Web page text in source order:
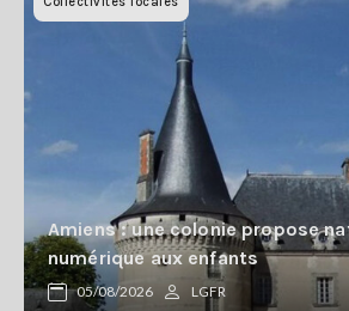
Amiens : une colonie propose
numérique aux enfants
05/08/2026
LGFR